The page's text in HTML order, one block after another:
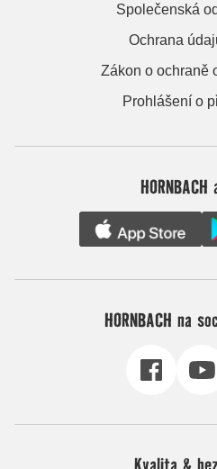
Společenská
Ochrana
Zákon o ochraně
Prohlášení o
HORNBACH na